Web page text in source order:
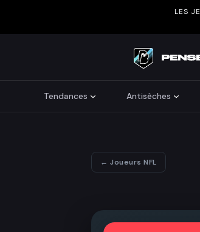
LES
Search
Tendances Antisèches
← Joueurs NFL